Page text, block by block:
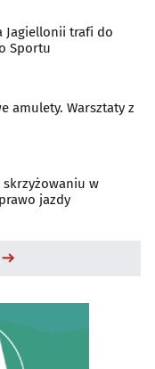
Jagiellonii trafi do
Sportu
amulety. Warsztaty z
w
jazdy